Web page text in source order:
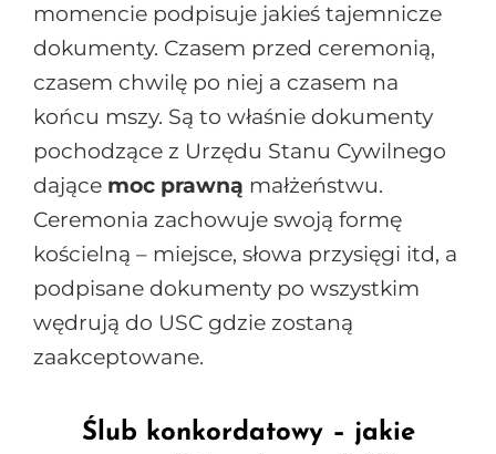
momencie podpisuje jakieś tajemnicze
dokumenty. Czasem przed ceremonią,
czasem chwilę po niej a czasem na
końcu mszy. Są to właśnie dokumenty
pochodzące z Urzędu Stanu Cywilnego
dające moc prawną małżeństwu.
Ceremonia zachowuje swoją formę
kościelną – miejsce, słowa przysięgi itd, a
podpisane dokumenty po wszystkim
wędrują do USC gdzie zostaną
zaakceptowane.
Ślub konkordatowy – jakie